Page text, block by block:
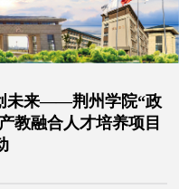
未来——荆州学院“政
教融合人才培养项目